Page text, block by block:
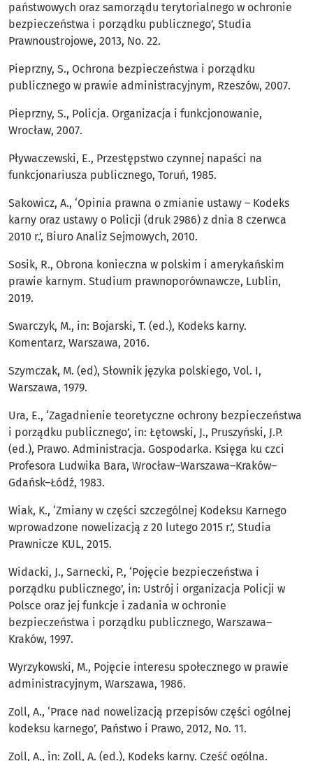
państwowych oraz samorządu terytorialnego w ochronie
bezpieczeństwa i porządku publicznego’, Studia
Prawnoustrojowe, 2013, No. 22.
Pieprzny, S., Ochrona bezpieczeństwa i porządku
publicznego w prawie administracyjnym, Rzeszów, 2007.
Pieprzny, S., Policja. Organizacja i funkcjonowanie,
Wrocław, 2007.
Pływaczewski, E., Przestępstwo czynnej napaści na
funkcjonariusza publicznego, Toruń, 1985.
Sakowicz, A., ‘Opinia prawna o zmianie ustawy – Kodeks
karny oraz ustawy o Policji (druk 2986) z dnia 8 czerwca
2010 r.’, Biuro Analiz Sejmowych, 2010.
Sosik, R., Obrona konieczna w polskim i amerykańskim
prawie karnym. Studium prawnoporównawcze, Lublin,
2019.
Swarczyk, M., in: Bojarski, T. (ed.), Kodeks karny.
Komentarz, Warszawa, 2016.
Szymczak, M. (ed), Słownik języka polskiego, Vol. I,
Warszawa, 1979.
Ura, E., ‘Zagadnienie teoretyczne ochrony bezpieczeństwa
i porządku publicznego’, in: Łętowski, J., Pruszyński, J.P.
(ed.), Prawo. Administracja. Gospodarka. Księga ku czci
Profesora Ludwika Bara, Wrocław–Warszawa–Kraków–
Gdańsk–Łódź, 1983.
Wiak, K., ‘Zmiany w części szczególnej Kodeksu Karnego
wprowadzone nowelizacją z 20 lutego 2015 r.’, Studia
Prawnicze KUL, 2015.
Widacki, J., Sarnecki, P., ‘Pojęcie bezpieczeństwa i
porządku publicznego’, in: Ustrój i organizacja Policji w
Polsce oraz jej funkcje i zadania w ochronie
bezpieczeństwa i porządku publicznego, Warszawa–
Kraków, 1997.
Wyrzykowski, M., Pojęcie interesu społecznego w prawie
administracyjnym, Warszawa, 1986.
Zoll, A., ‘Prace nad nowelizacją przepisów części ogólnej
kodeksu karnego’, Państwo i Prawo, 2012, No. 11.
Zoll, A., in: Zoll, A. (ed.), Kodeks karny. Część ogólna.